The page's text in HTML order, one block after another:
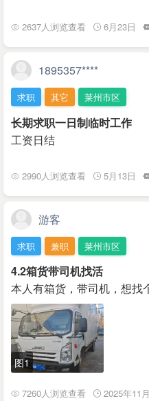
2637人浏览查看 6月23日
1895357****
求职 其它 莱州市区
长期求职一日制临时工作
工资日结
2990人浏览查看 5月13日
游客
求职 兼职 莱州市区
4.2箱货带司机找活
本人有箱货，带司机，想找
图1
7260人浏览查看 2025年11